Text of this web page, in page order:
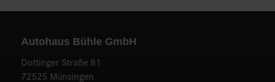
Autohaus Bühle GmbH
Dottinger Straße 81
72525 Münsingen